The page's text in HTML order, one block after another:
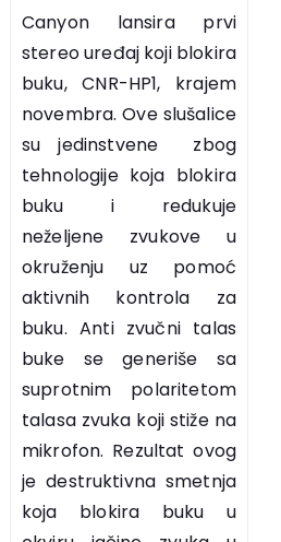
Canyon lansira prvi
stereo uređaj koji blokira
buku, CNR-HP1, krajem
novembra. Ove slušalice
su jedinstvene zbog
tehnologije koja blokira
buku i redukuje
neželjene zvukove u
okruženju uz pomoć
aktivnih kontrola za
buku. Anti zvučni talas
buke se generiše sa
suprotnim polaritetom
talasa zvuka koji stiže na
mikrofon. Rezultat ovog
je destruktivna smetnja
koja blokira buku u